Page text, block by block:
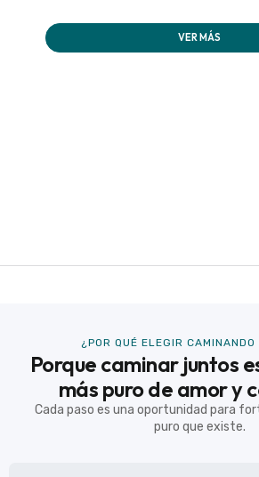
VER MÁS
¿POR QUÉ ELEGIR CAMINANDO
Porque caminar juntos
más puro de amor y
Cada paso es una oportunidad para
puro que existe.